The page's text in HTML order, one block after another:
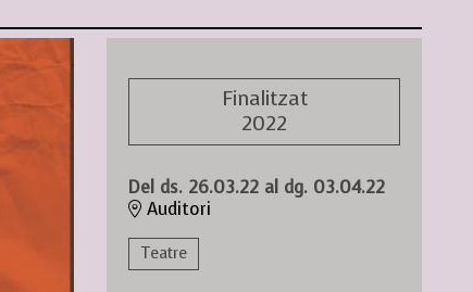
Finalitzat
2022
Del ds. 26.03.22 al dg. 03.04.22
Auditori
Teatre